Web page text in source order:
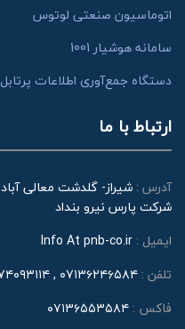
اتوماسیون صنعتی لوتوس
سامانه هوشیار 1001
دستگاه جمع‌آوری اطلاعات پرتابل BR-100
ارتباط با ما
آدرس :
شرکت پارس نیرو بنداد
ایمیل :
تلفن :
فاکس :